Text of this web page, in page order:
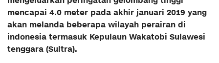
mencapai 4.0 meter pada akhir januari 2019 yang
akan melanda beberapa wilayah perairan di
indonesia termasuk Kepulaun Wakatobi Sulawesi
tenggara (Sultra).